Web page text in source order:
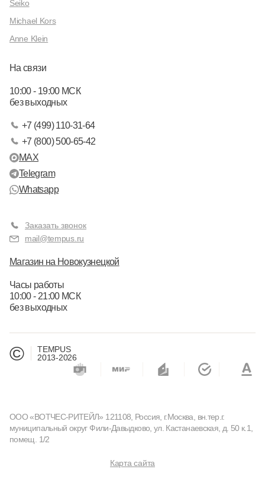
Seiko
Michael Kors
Anne Klein
На связи
10:00 - 19:00 МСК
без выходных
+7 (499) 110-31-64
+7 (800) 500-65-42
MAX
Telegram
Whatsapp
Заказать звонок
mail@tempus.ru
Магазин на Новокузнецкой
Часы работы
10:00 - 21:00 МСК
без выходных
©
TEMPUS
2013-2026
ООО «ВОТЧЕС-РИТЕЙЛ» 121108, Россия, г.Москва, вн.тер.г.
муниципальный округ Фили-Давыдково, ул. Кастанаевская, д. 50 к.1,
помещ. 1/2
Карта сайта